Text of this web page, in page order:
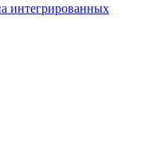
интегрированных